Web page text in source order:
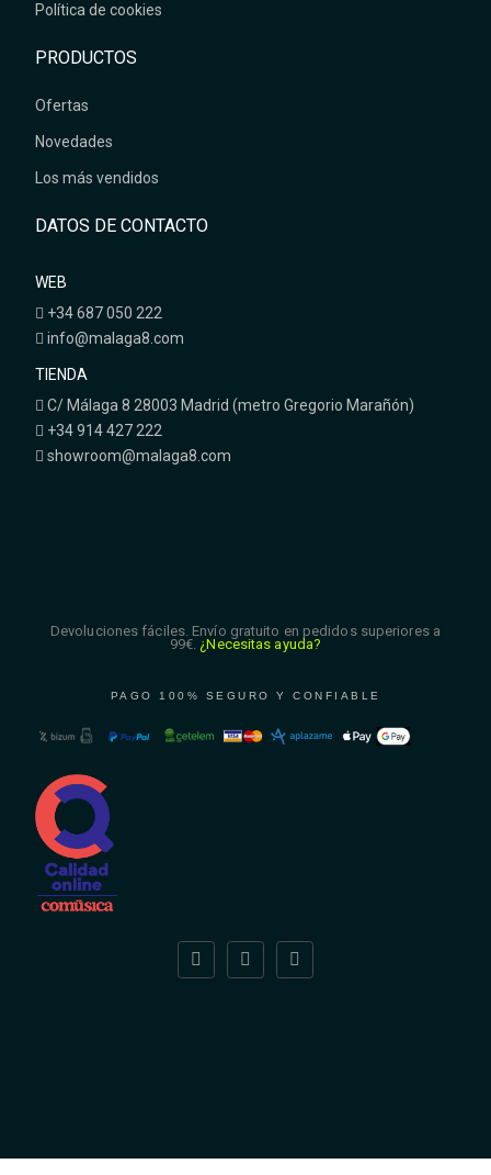
Política de cookies
PRODUCTOS
Ofertas
Novedades
Los más vendidos
DATOS DE CONTACTO
WEB
+34 687 050 222
info@malaga8.com
TIENDA
C/ Málaga 8 28003 Madrid (metro Gregorio Marañón)
+34 914 427 222
showroom@malaga8.com
Devoluciones fáciles. Envío gratuito en pedidos superiores a
99€. ¿Necesitas ayuda?
PAGO 100% SEGURO Y CONFIABLE